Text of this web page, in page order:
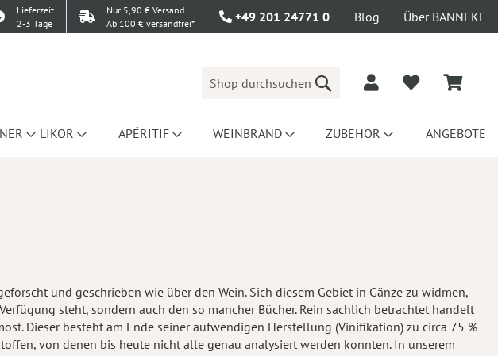
Lieferzeit
2-3 Tage
Nur 5,90 € Versand
Ab 100 € versandfrei*
+49 201 24771 0 Blog Über BANNEKE
Suche
LIKÖR APÉRITIF WEINBRAND ZUBEHÖR ANGEBOTE
und geschrieben wie über den Wein. Sich diesem Gebiet in Gänze zu widmen,
steht, sondern auch den so mancher Bücher. Rein sachlich betrachtet handelt
Dieser besteht am Ende seiner aufwendigen Herstellung (Vinifikation) zu circa 75 %
von denen bis heute nicht alle genau analysiert werden konnten. In unserem